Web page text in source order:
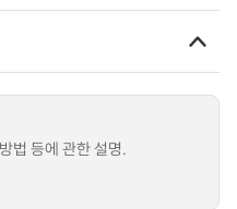
법 등에 관한 설명.